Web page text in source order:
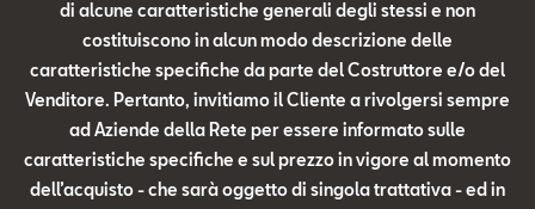
di alcune caratteristiche generali degli stessi e non
costituiscono in alcun modo descrizione delle
caratteristiche specifiche da parte del Costruttore e/o del
Venditore. Pertanto, invitiamo il Cliente a rivolgersi sempre
ad Aziende della Rete per essere informato sulle
caratteristiche specifiche e sul prezzo in vigore al momento
dell’acquisto - che sarà oggetto di singola trattativa - ed in